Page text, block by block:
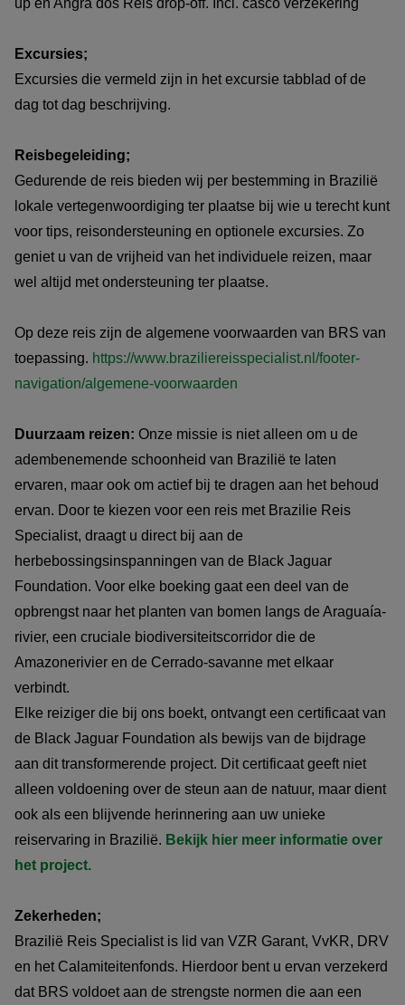
Excursies;
Excursies die vermeld zijn in het excursie tabblad of de
dag tot dag beschrijving.
Reisbegeleiding;
Gedurende de reis bieden wij per bestemming in Brazilië
lokale vertegenwoordiging ter plaatse bij wie u terecht kunt
voor tips, reisondersteuning en optionele excursies. Zo
geniet u van de vrijheid van het individuele reizen, maar
wel altijd met ondersteuning ter plaatse.
Op deze reis zijn de algemene voorwaarden van BRS van
toepassing. https://www.braziliereisspecialist.nl/footer-
navigation/algemene-voorwaarden
Duurzaam reizen: Onze missie is niet alleen om u de
adembenemende schoonheid van Brazilië te laten
ervaren, maar ook om actief bij te dragen aan het behoud
ervan. Door te kiezen voor een reis met Brazilie Reis
Specialist, draagt u direct bij aan de
herbebossingsinspanningen van de Black Jaguar
Foundation. Voor elke boeking gaat een deel van de
opbrengst naar het planten van bomen langs de Araguaía-
rivier, een cruciale biodiversiteitscorridor die de
Amazonerivier en de Cerrado-savanne met elkaar
verbindt.
Elke reiziger die bij ons boekt, ontvangt een certificaat van
de Black Jaguar Foundation als bewijs van de bijdrage
aan dit transformerende project. Dit certificaat geeft niet
alleen voldoening over de steun aan de natuur, maar dient
ook als een blijvende herinnering aan uw unieke
reiservaring in Brazilië. Bekijk hier meer informatie over
het project.
Zekerheden;
Brazilië Reis Specialist is lid van VZR Garant, VvKR, DRV
en het Calamiteitenfonds. Hierdoor bent u ervan verzekerd
dat BRS voldoet aan de strengste normen die aan een